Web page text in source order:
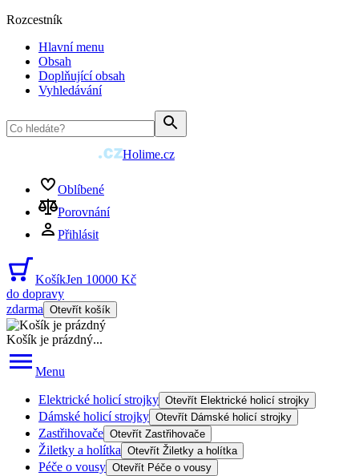
Rozcestník
Hlavní menu
Obsah
Doplňující obsah
Vyhledávání
Holime.cz
Oblíbené
Porovnání
Přihlásit
KošíkJen 10000 Kč
do dopravy
zdarma Otevřít košík
Košík je prázdný...
Menu
Elektrické holicí strojky Otevřít Elektrické holicí strojky
Dámské holicí strojky Otevřít Dámské holicí strojky
Zastřihovače Otevřít Zastřihovače
Žiletky a holítka Otevřít Žiletky a holítka
Péče o vousy Otevřít Péče o vousy